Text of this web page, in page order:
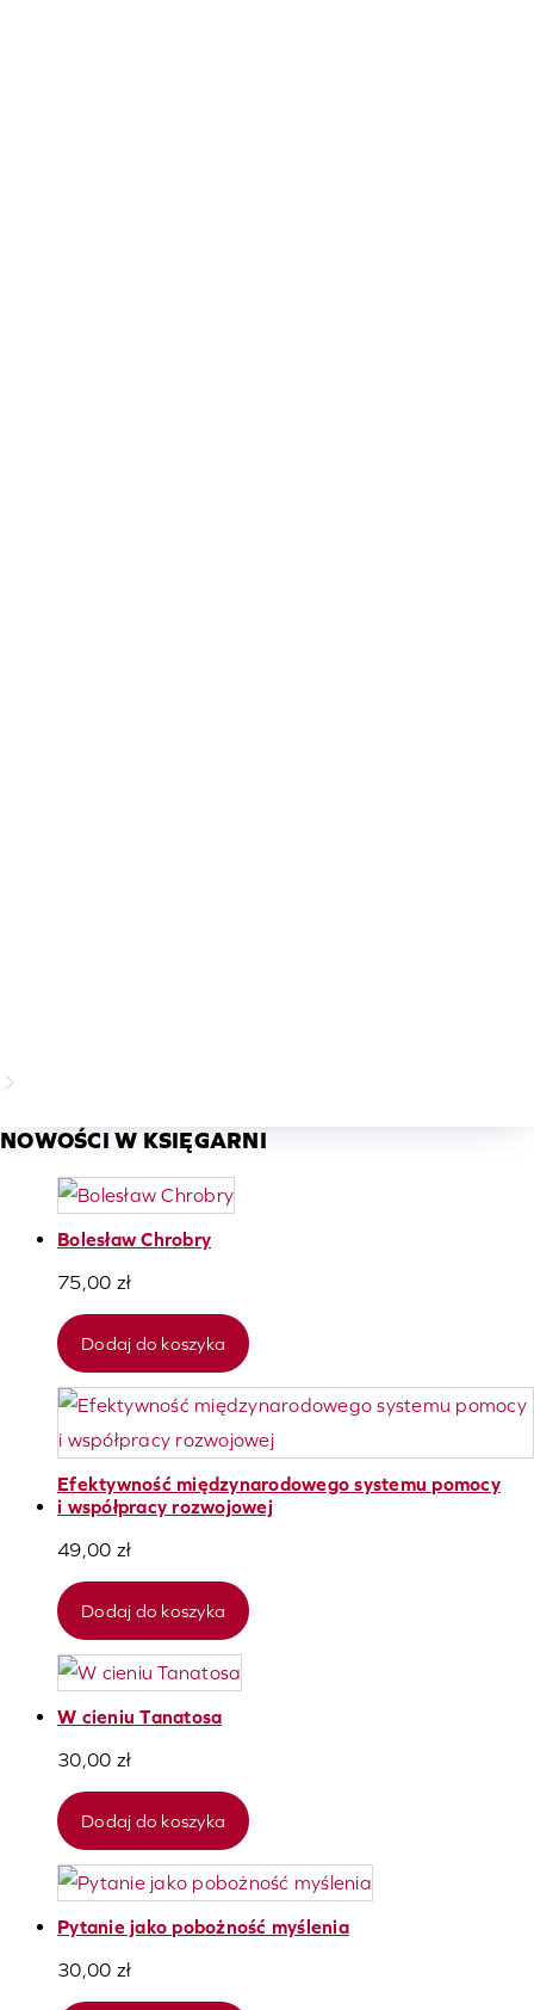
NOWOŚCI W KSIĘGARNI
Bolesław Chrobry
75,00 zł
Dodaj do koszyka
Efektywność międzynarodowego systemu pomocy
i współpracy rozwojowej
49,00 zł
Dodaj do koszyka
W cieniu Tanatosa
30,00 zł
Dodaj do koszyka
Pytanie jako pobożność myślenia
30,00 zł